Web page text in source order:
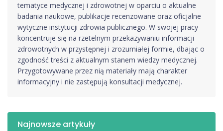
tematyce medycznej i zdrowotnej w oparciu o aktualne
badania naukowe, publikacje recenzowane oraz oficjalne
wytyczne instytucji zdrowia publicznego. W swojej pracy
koncentruje się na rzetelnym przekazywaniu informacji
zdrowotnych w przystępnej i zrozumiałej formie, dbając o
zgodność treści z aktualnym stanem wiedzy medycznej.
Przygotowywane przez nią materiały mają charakter
informacyjny i nie zastępują konsultacji medycznej.
Najnowsze artykuły